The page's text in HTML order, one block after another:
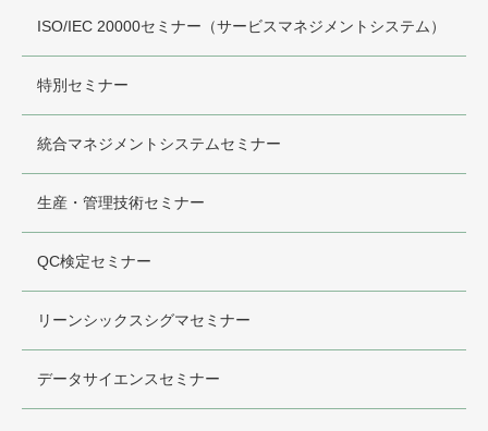
ISO/IEC 20000セミナー（サービスマネジメントシステム）
特別セミナー
統合マネジメントシステムセミナー
生産・管理技術セミナー
QC検定セミナー
リーンシックスシグマセミナー
データサイエンスセミナー